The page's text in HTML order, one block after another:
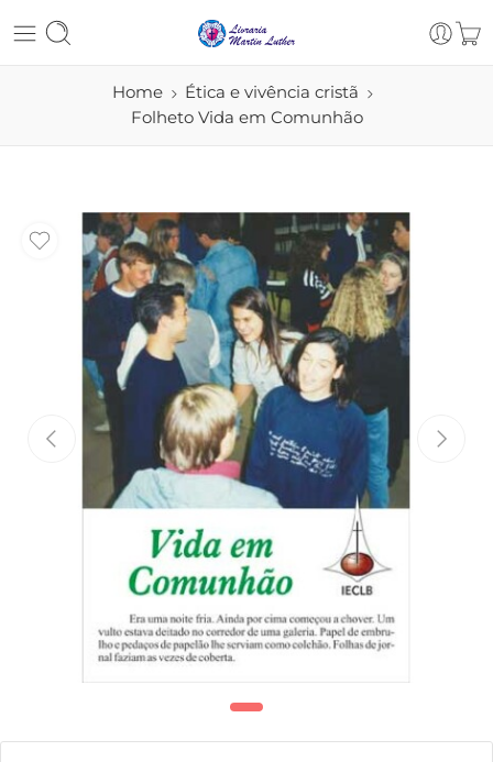
Home
Ética e vivência cristã
Folheto Vida em Comunhão